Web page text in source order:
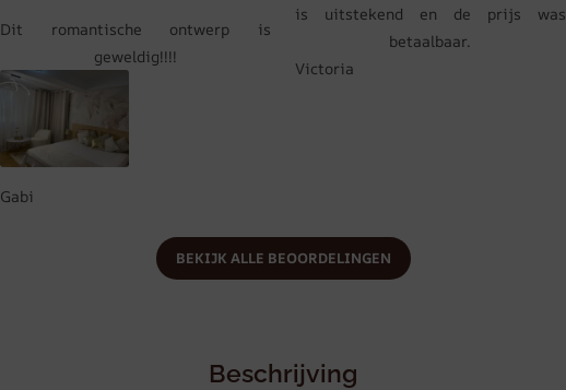
Dit romantische ontwerp is
geweldig!!!!
Gabi
is uitstekend en de prijs was
betaalbaar.
Victoria
BEKIJK ALLE BEOORDELINGEN
Beschrijving